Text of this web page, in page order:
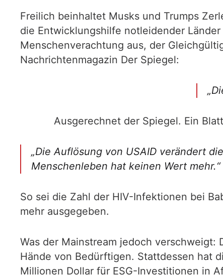
Freilich beinhaltet Musks und Trumps
die Entwicklungshilfe notleidender
Menschenverachtung aus, der
Nachrichtenmagazin Der Spiegel:
Ausgerechnet der Spiegel. Ein
„Die Auflösung von USAID verändert
Menschenleben hat keinen Wert mehr.“
So sei die Zahl der HIV-Infektionen bei
mehr ausgegeben.
Was der Mainstream jedoch verschweigt:
Hände von Bedürftigen. Stattdessen hat
Millionen Dollar für ESG-Investitionen in